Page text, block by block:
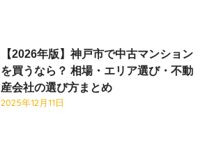
【2026年版】神戸市で中古マンション
を買うなら？ 相場・エリア選び・不動
産会社の選び方まとめ
2025年12月11日